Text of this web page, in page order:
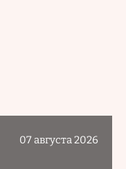
07 августа 2026